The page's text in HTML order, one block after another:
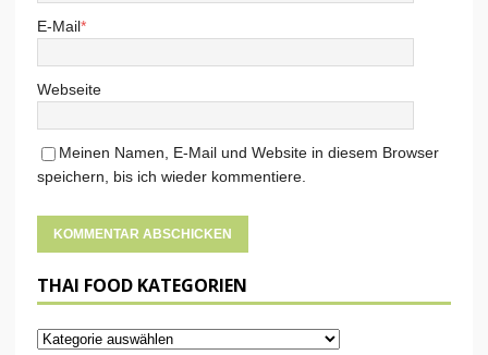
E-Mail*
Webseite
Meinen Namen, E-Mail und Website in diesem Browser
speichern, bis ich wieder kommentiere.
THAI FOOD KATEGORIEN